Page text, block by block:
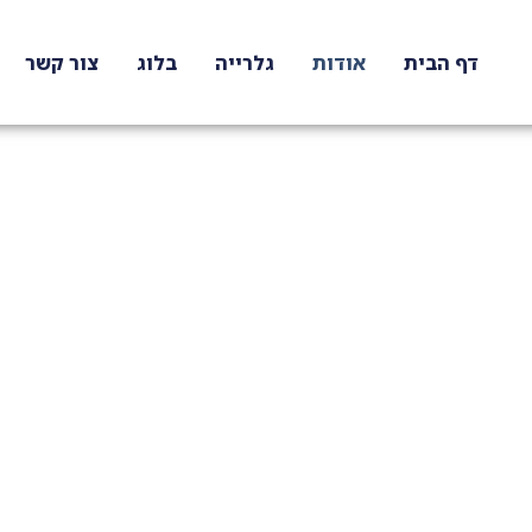
דף הבית אודות גלרייה בלוג צור קשר